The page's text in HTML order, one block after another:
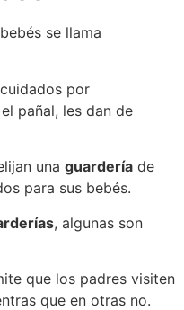
se llama
por
pañal, les dan de
una guardería de
para sus bebés.
, algunas son
que los padres visiten
que en otras no.